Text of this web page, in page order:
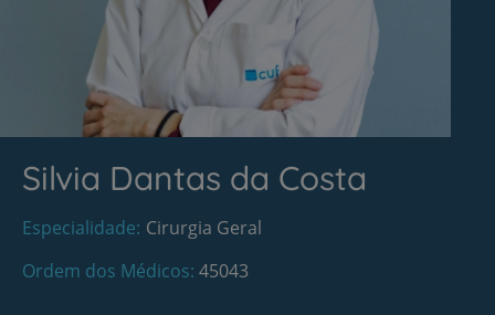
Silvia Dantas da Costa
Especialidade Cirurgia Geral
Ordem dos Médicos 45043